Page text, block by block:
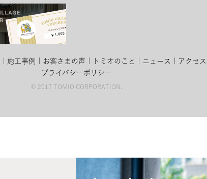
施工事例 お客さまの声 トミオのこと ニュース アクセス
プライバシーポリシー
© 2017 TOMIO CORPORATION.